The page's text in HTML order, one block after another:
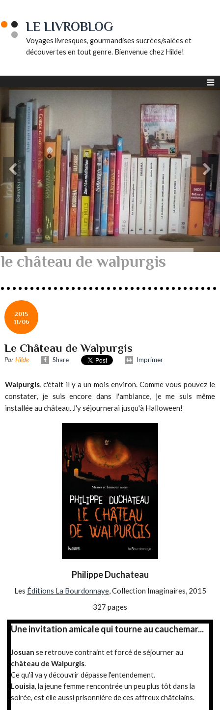
LE LIVROBLOG
Voyages livresques, gourmandises sucrées/salées et
découvertes en tout genre. Bienvenue chez Hilde!
le château de walpurgis
2015
11/06
Le Château de Walpurgis
Par Hilde Share Imprimer
Walpurgis, c'était il y a un mois environ. Comme vous pouvez le
constater, je suis encore dans l'ambiance, je me suis même
installée au château. J'y séjournerai jusqu'à Halloween!
Philippe Duchateau
Les Éditions La Bourdonnaye, Collection Imaginaires, 2015
327 pages
Une invitation amicale qui tourne au cauchemar...
Josuan se retrouve contraint et forcé de séjourner au
château de Walpurgis.
Ce qu'il va y découvrir dépasse l'entendement.
Louisia, la jeune femme rencontrée un peu plus tôt dans la
soirée, est elle aussi prisonnière de ces affreux châtelains.